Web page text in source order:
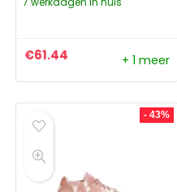
€61.44 + 1 meer
- 43%